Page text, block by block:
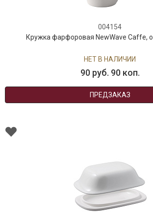
004154
Кружка фарфоровая NewWave Caffe,
НЕТ В НАЛИЧИИ
90 руб. 90 коп.
ПРЕДЗАКАЗ